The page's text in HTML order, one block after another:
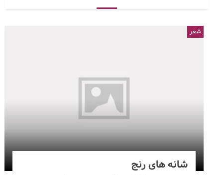
شانه های رنج
شعر